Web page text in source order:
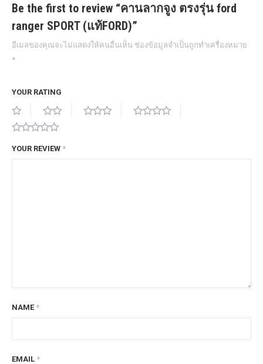
Be the first to review “คานลากจูง ตรงรุ่น ford
ranger SPORT (แท้FORD)”
อีเมลของคุณจะไม่แสดงให้คนอื่นเห็น ช่องข้อมูลจำเป็นถูกทำเครื่องหมาย
*
YOUR RATING
YOUR REVIEW *
NAME *
EMAIL *